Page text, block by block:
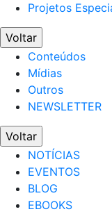
Projetos
Voltar
Conteúdos
Mídias
Outros
NEWSLETTER
Voltar
NOTÍCIAS
EVENTOS
BLOG
EBOOKS